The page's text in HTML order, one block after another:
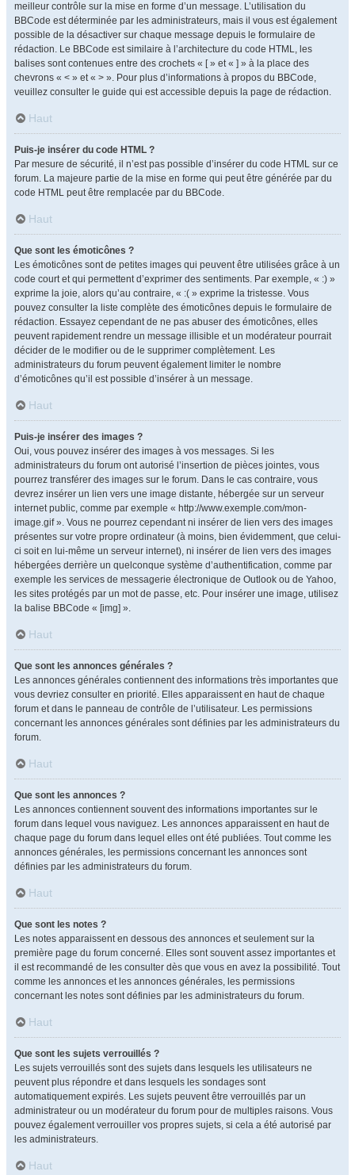
meilleur contrôle sur la mise en forme d’un message. L’utilisation du
BBCode est déterminée par les administrateurs, mais il vous est également
possible de la désactiver sur chaque message depuis le formulaire de
rédaction. Le BBCode est similaire à l’architecture du code HTML, les
balises sont contenues entre des crochets « [ » et « ] » à la place des
chevrons « < » et « > ». Pour plus d’informations à propos du BBCode,
veuillez consulter le guide qui est accessible depuis la page de rédaction.
Haut
Puis-je insérer du code HTML ?
Par mesure de sécurité, il n’est pas possible d’insérer du code HTML sur ce
forum. La majeure partie de la mise en forme qui peut être générée par du
code HTML peut être remplacée par du BBCode.
Haut
Que sont les émoticônes ?
Les émoticônes sont de petites images qui peuvent être utilisées grâce à un
code court et qui permettent d’exprimer des sentiments. Par exemple, « :) »
exprime la joie, alors qu’au contraire, « :( » exprime la tristesse. Vous
pouvez consulter la liste complète des émoticônes depuis le formulaire de
rédaction. Essayez cependant de ne pas abuser des émoticônes, elles
peuvent rapidement rendre un message illisible et un modérateur pourrait
décider de le modifier ou de le supprimer complètement. Les
administrateurs du forum peuvent également limiter le nombre
d’émoticônes qu’il est possible d’insérer à un message.
Haut
Puis-je insérer des images ?
Oui, vous pouvez insérer des images à vos messages. Si les
administrateurs du forum ont autorisé l’insertion de pièces jointes, vous
pourrez transférer des images sur le forum. Dans le cas contraire, vous
devrez insérer un lien vers une image distante, hébergée sur un serveur
internet public, comme par exemple « http://www.exemple.com/mon-
image.gif ». Vous ne pourrez cependant ni insérer de lien vers des images
présentes sur votre propre ordinateur (à moins, bien évidemment, que celui-
ci soit en lui-même un serveur internet), ni insérer de lien vers des images
hébergées derrière un quelconque système d’authentification, comme par
exemple les services de messagerie électronique de Outlook ou de Yahoo,
les sites protégés par un mot de passe, etc. Pour insérer une image, utilisez
la balise BBCode « [img] ».
Haut
Que sont les annonces générales ?
Les annonces générales contiennent des informations très importantes que
vous devriez consulter en priorité. Elles apparaissent en haut de chaque
forum et dans le panneau de contrôle de l’utilisateur. Les permissions
concernant les annonces générales sont définies par les administrateurs du
forum.
Haut
Que sont les annonces ?
Les annonces contiennent souvent des informations importantes sur le
forum dans lequel vous naviguez. Les annonces apparaissent en haut de
chaque page du forum dans lequel elles ont été publiées. Tout comme les
annonces générales, les permissions concernant les annonces sont
définies par les administrateurs du forum.
Haut
Que sont les notes ?
Les notes apparaissent en dessous des annonces et seulement sur la
première page du forum concerné. Elles sont souvent assez importantes et
il est recommandé de les consulter dès que vous en avez la possibilité. Tout
comme les annonces et les annonces générales, les permissions
concernant les notes sont définies par les administrateurs du forum.
Haut
Que sont les sujets verrouillés ?
Les sujets verrouillés sont des sujets dans lesquels les utilisateurs ne
peuvent plus répondre et dans lesquels les sondages sont
automatiquement expirés. Les sujets peuvent être verrouillés par un
administrateur ou un modérateur du forum pour de multiples raisons. Vous
pouvez également verrouiller vos propres sujets, si cela a été autorisé par
les administrateurs.
Haut